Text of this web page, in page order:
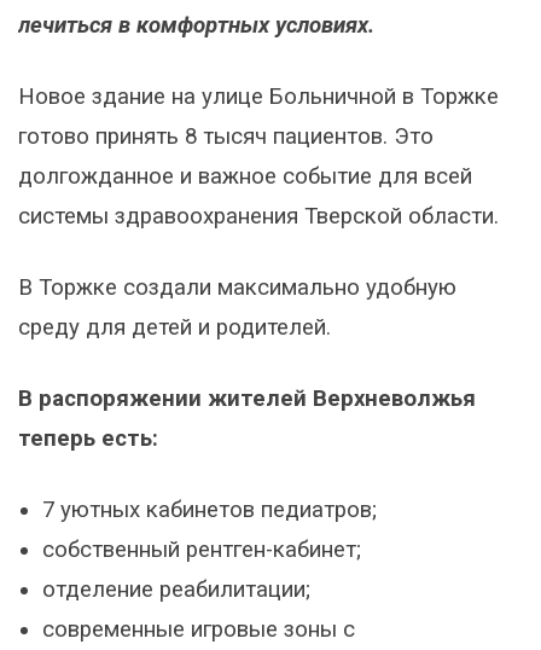
лечиться в комфортных условиях.
​Новое здание на улице Больничной в Торжке
готово принять 8 тысяч пациентов. Это
долгожданное и важное событие для всей
системы здравоохранения Тверской области.
​В Торжке создали максимально удобную
среду для детей и родителей.
В распоряжении жителей Верхневолжья
теперь есть:
​7 уютных кабинетов педиатров;
​собственный рентген-кабинет;
​отделение реабилитации;
​современные игровые зоны с